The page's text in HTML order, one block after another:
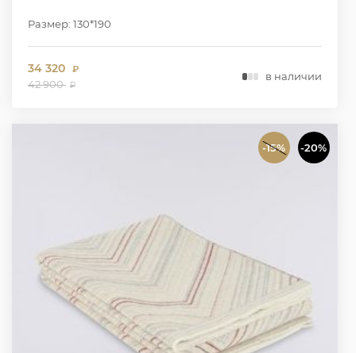
Размер: 130*190
34 320 ₽
42 900 ₽
в наличии
-15% -20%